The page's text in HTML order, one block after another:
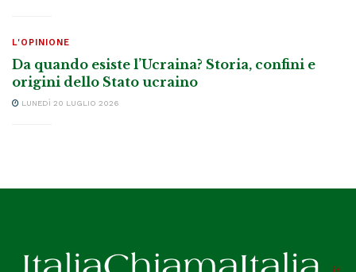
L'OPINIONE
Da quando esiste l’Ucraina? Storia, confini e
origini dello Stato ucraino
LUNEDÌ 20 LUGLIO 2026